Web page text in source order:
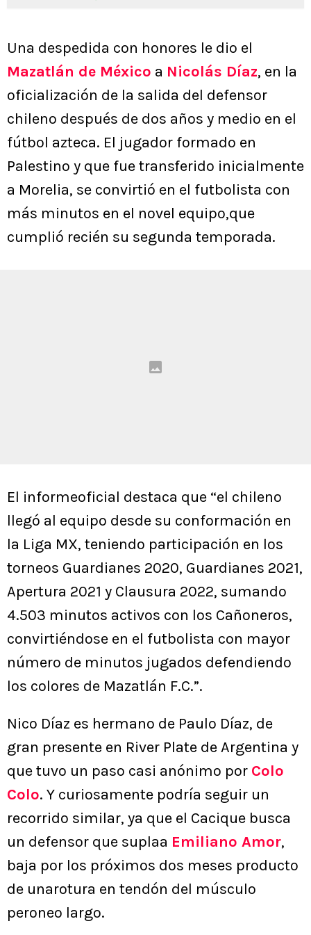
Una despedida con honores le dio el
Mazatlán de México a Nicolás Díaz, en la
oficialización de la salida del defensor
chileno después de dos años y medio en el
fútbol azteca. El jugador formado en
Palestino y que fue transferido inicialmente
a Morelia, se convirtió en el futbolista con
más minutos en el novel equipo,que
cumplió recién su segunda temporada.
El informeoficial destaca que “el chileno
llegó al equipo desde su conformación en
la Liga MX, teniendo participación en los
torneos Guardianes 2020, Guardianes 2021,
Apertura 2021 y Clausura 2022, sumando
4.503 minutos activos con los Cañoneros,
convirtiéndose en el futbolista con mayor
número de minutos jugados defendiendo
los colores de Mazatlán F.C.”.
Nico Díaz es hermano de Paulo Díaz, de
gran presente en River Plate de Argentina y
que tuvo un paso casi anónimo por Colo
Colo. Y curiosamente podría seguir un
recorrido similar, ya que el Cacique busca
un defensor que suplaa Emiliano Amor,
baja por los próximos dos meses producto
de unarotura en tendón del músculo
peroneo largo.